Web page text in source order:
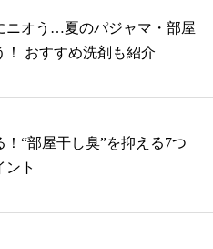
ニオう…夏のパジャマ・部屋
！ おすすめ洗剤も紹介
！“部屋干し臭”を抑える7つ
ント